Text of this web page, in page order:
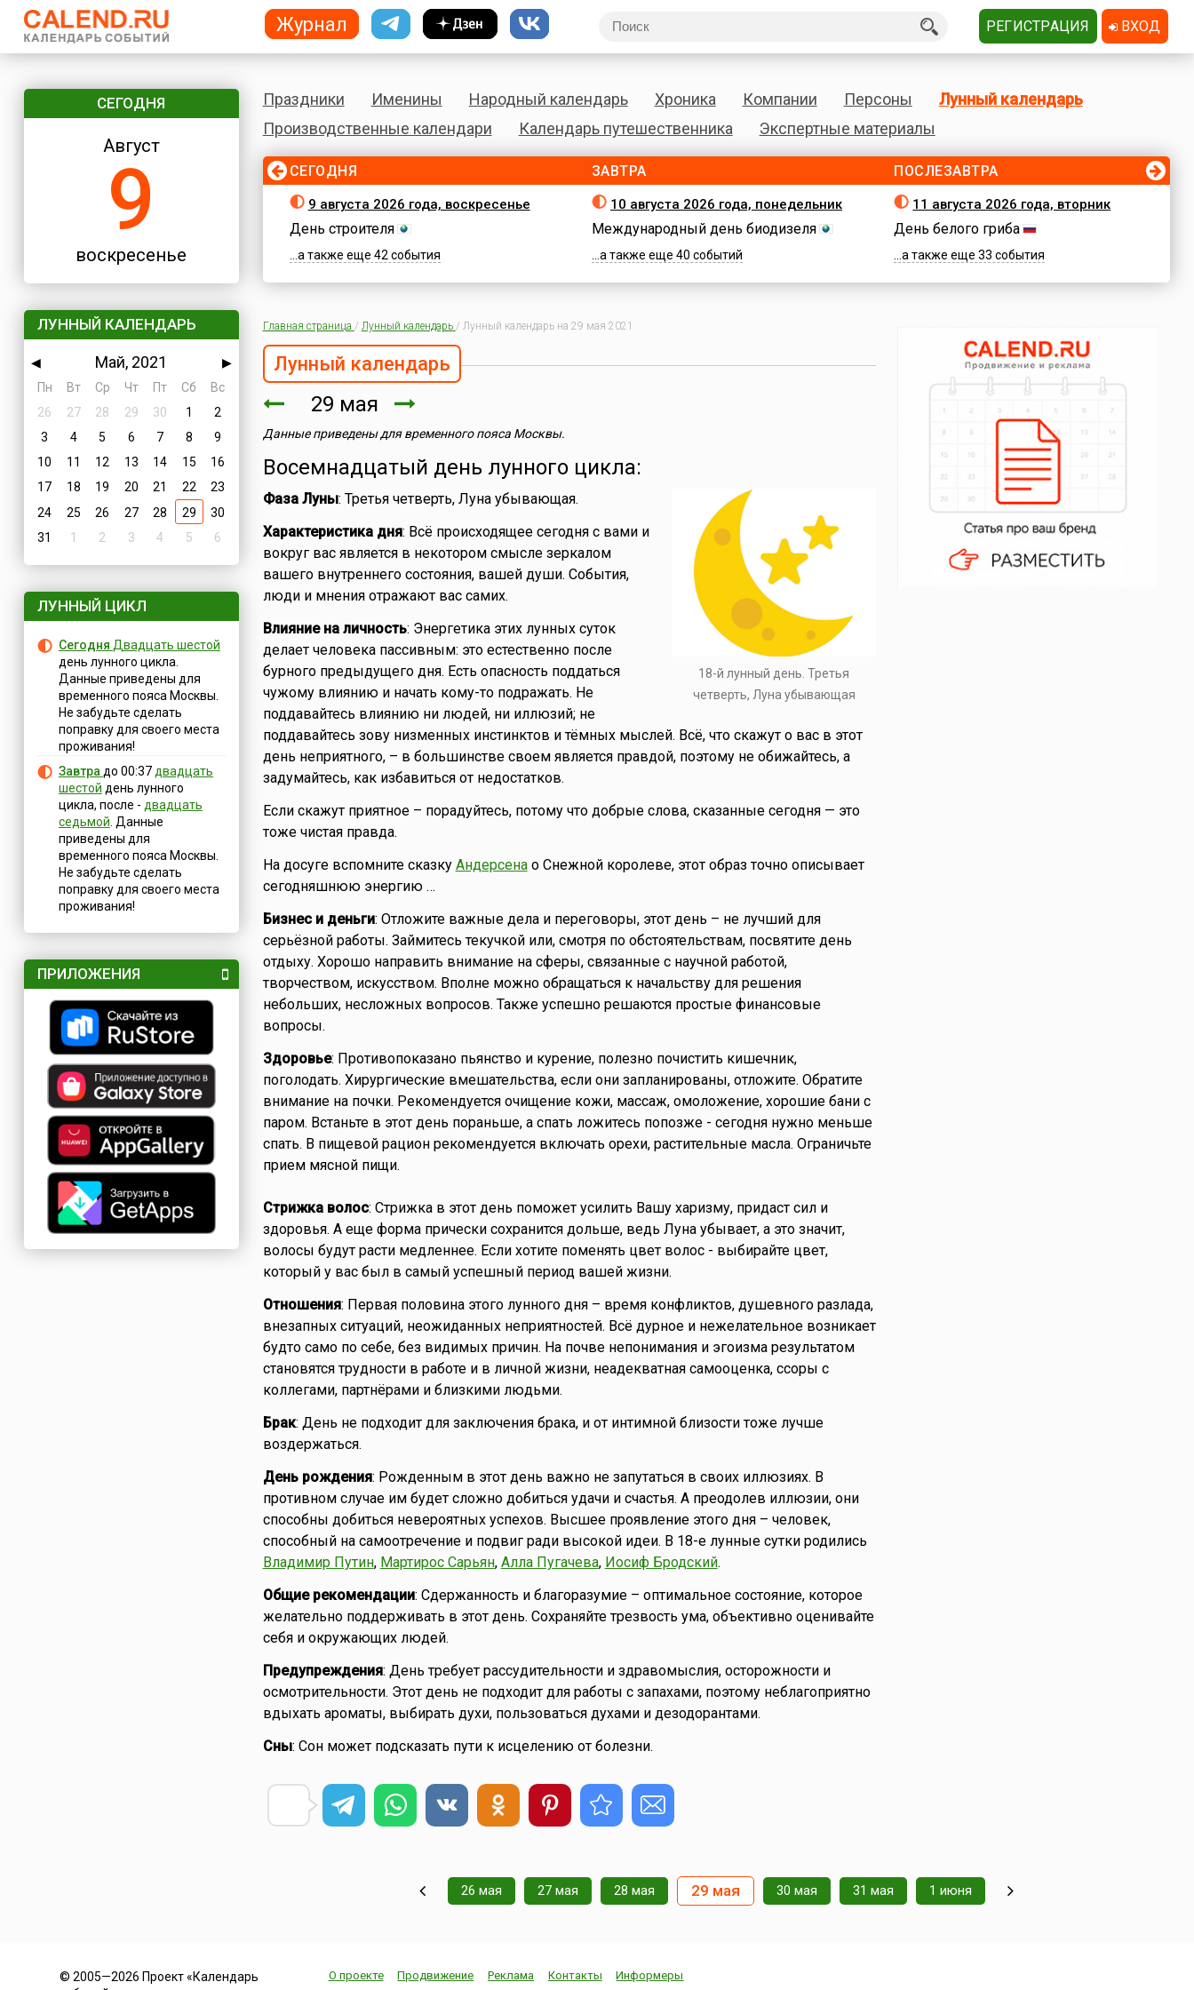
СЕГОДНЯ
Август
9
воскресенье
ЛУННЫЙ КАЛЕНДАРЬ
◀ Май, 2021
▶
Пн
Вт Ср Чт Пт Сб
Вс
26
27 28 29 30 1
2
3
4 5 6 7 8
9
10
11 12 13 14 15
16
17
18 19 20 21 22
23
24
25 26 27 28 29
30
31
1 2 3 4 5 6
ЛУННЫЙ ЦИКЛ
Сегодня Двадцать шестой
день лунного цикла.
Данные приведены для
временного пояса Москвы.
Не забудьте сделать
поправку для своего места
проживания!
Завтра до 00:37 двадцать
шестой день лунного
цикла, после - двадцать
седьмой . Данные
приведены для
временного пояса Москвы.
Не забудьте сделать
поправку для своего места
проживания!
ПРИЛОЖЕНИЯ
Праздники Именины Народный календарь Хроника Компании Персоны
Лунный календарь
Производственные календари
Календарь путешественника Экспертные материалы
СЕГОДНЯ
9 августа 2026 года, воскресенье
День строителя
...а также еще 42 события
ЗАВТРА
10 августа 2026 года, понедельник
Международный день биодизеля
...а также еще 40 событий
ПОСЛЕЗАВТРА
11 августа 2026 года, вторник
День белого гриба
...а также еще 33 события
Главная страница / Лунный календарь / Лунный календарь на 29 мая 2021
Лунный календарь
29 мая
Данные приведены для временного пояса Москвы.
Восемнадцатый день лунного цикла:
18-й лунный день. Третья
четверть, Луна убывающая
Фаза Луны: Третья четверть, Луна убывающая.
Характеристика дня: Всё происходящее сегодня с вами и
вокруг вас является в некотором смысле зеркалом
вашего внутреннего состояния, вашей души. События,
люди и мнения отражают вас самих.
Влияние на личность: Энергетика этих лунных суток
делает человека пассивным: это естественно после
бурного предыдущего дня. Есть опасность поддаться
чужому влиянию и начать кому-то подражать. Не
поддавайтесь влиянию ни людей, ни иллюзий; не
поддавайтесь зову низменных инстинктов и тёмных мыслей. Всё, что скажут о вас в этот
день неприятного, – в большинстве своем является правдой, поэтому не обижайтесь, а
задумайтесь, как избавиться от недостатков.
Если скажут приятное – порадуйтесь, потому что добрые слова, сказанные сегодня — это
тоже чистая правда.
На досуге вспомните сказку Андерсенао Снежной королеве, этот образ точно описывает
сегодняшнюю энергию …
Бизнес и деньги: Отложите важные дела и переговоры, этот день – не лучший для
серьёзной работы. Займитесь текучкой или, смотря по обстоятельствам, посвятите день
отдыху. Хорошо направить внимание на сферы, связанные с научной работой,
творчеством, искусством. Вполне можно обращаться к начальству для решения
небольших, несложных вопросов. Также успешно решаются простые финансовые
вопросы.
Здоровье: Противопоказано пьянство и курение, полезно почистить кишечник,
поголодать. Хирургические вмешательства, если они запланированы, отложите. Обратите
внимание на почки. Рекомендуется очищение кожи, массаж, омоложение, хорошие бани с
паром. Встаньте в этот день пораньше, а спать ложитесь попозже - сегодня нужно меньше
спать. В пищевой рацион рекомендуется включать орехи, растительные масла. Ограничьте
прием мясной пищи.
Стрижка волос: Стрижка в этот день поможет усилить Вашу харизму, придаст сил и
здоровья. А еще форма прически сохранится дольше, ведь Луна убывает, а это значит,
волосы будут расти медленнее. Если хотите поменять цвет волос - выбирайте цвет,
который у вас был в самый успешный период вашей жизни.
Отношения: Первая половина этого лунного дня – время конфликтов, душевного разлада,
внезапных ситуаций, неожиданных неприятностей. Всё дурное и нежелательное возникает
будто само по себе, без видимых причин. На почве непонимания и эгоизма результатом
становятся трудности в работе и в личной жизни, неадекватная самооценка, ссоры с
коллегами, партнёрами и близкими людьми.
Брак: День не подходит для заключения брака, и от интимной близости тоже лучше
воздержаться.
День рождения: Рожденным в этот день важно не запутаться в своих иллюзиях. В
противном случае им будет сложно добиться удачи и счастья. А преодолев иллюзии, они
способны добиться невероятных успехов. Высшее проявление этого дня – человек,
способный на самоотречение и подвиг ради высокой идеи. В 18-е лунные сутки родились
Владимир Путин, Мартирос Сарьян, Алла Пугачева, Иосиф Бродский.
Общие рекомендации: Сдержанность и благоразумие – оптимальное состояние, которое
желательно поддерживать в этот день. Сохраняйте трезвость ума, объективно оценивайте
себя и окружающих людей.
Предупреждения: День требует рассудительности и здравомыслия, осторожности и
осмотрительности. Этот день не подходит для работы с запахами, поэтому неблагоприятно
вдыхать ароматы, выбирать духи, пользоваться духами и дезодорантами.
Сны: Сон может подсказать пути к исцелению от болезни.
26 мая 27 мая 28 мая 29 мая 30 мая 31 мая 1 июня
© 2005—2026 Проект «Календарь
О проекте Продвижение Реклама Контакты Информеры
Журнал РЕГИСТРАЦИЯ ВХОД